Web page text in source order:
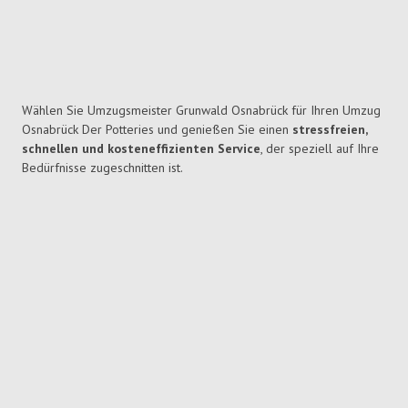
Wählen Sie Umzugsmeister Grunwald Osnabrück für Ihren Umzug
Osnabrück Der Potteries und genießen Sie einen stressfreien,
schnellen und kosteneffizienten Service, der speziell auf Ihre
Bedürfnisse zugeschnitten ist.